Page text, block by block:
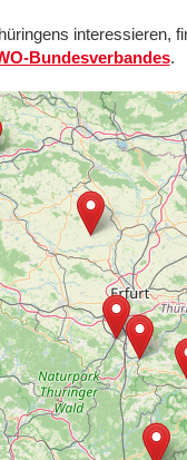
interessieren,
Bundesverbandes.